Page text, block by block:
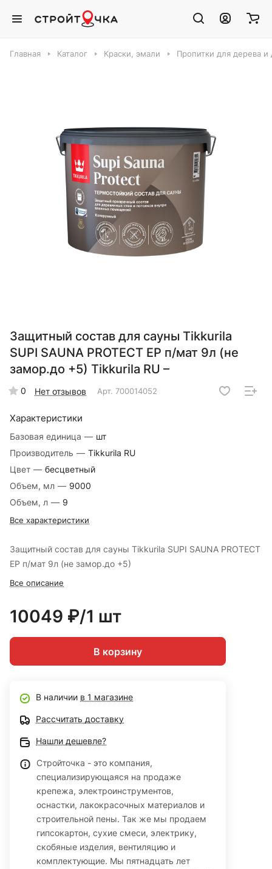
Главная Каталог Краски, эмали Пропитки для дерева
Защитный состав для сауны Tikkurila
SUPI SAUNA PROTECT EP п/мат 9л (не
замор.до +5) Tikkurila RU –
0 Нет отзывов Арт. 700014052
Характеристики
Базовая единица — шт
Производитель — Tikkurila RU
Цвет — бесцветный
Объем, мл — 9000
Объем, л — 9
Все характеристики
Защитный состав для сауны Tikkurila SUPI SAUNA PROTECT
EP п/мат 9л (не замор.до +5)
Все описание
10049 ₽/1 шт
В корзину
В наличии в 1 магазине
Рассчитать доставку
Нашли дешевле?
Стройточка - это компания,
специализирующаяся на продаже
крепежа, электроинструментов,
оснастки, лакокрасочных материалов и
строительной пены. Так же мы продаем
гипсокартон, сухие смеси, электрику,
скобяные изделия, вентиляцию и
комплектующие. Мы пятнадцать лет